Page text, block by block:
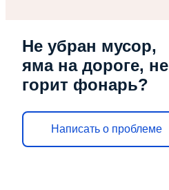
Не убран мусор,
яма на дороге, не
горит фонарь?
Написать о проблеме